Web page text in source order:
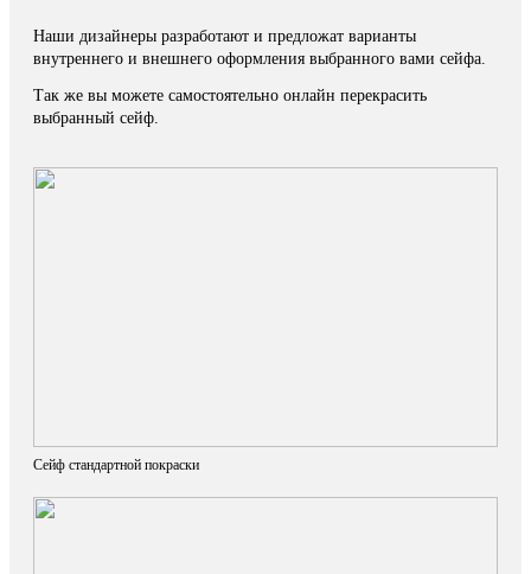
Наши дизайнеры разработают и предложат варианты
внутреннего и внешнего оформления выбранного вами сейфа.
Так же вы можете самостоятельно онлайн перекрасить
выбранный сейф.
Сейф стандартной покраски